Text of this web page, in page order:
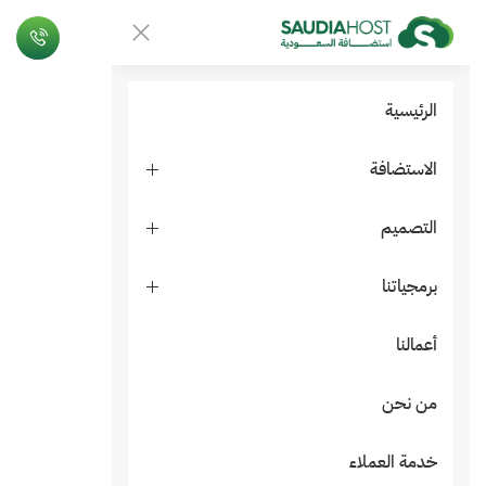
الرئيسية
الاستضافة
التصميم
برمجياتنا
أعمالنا
من نحن
خدمة العملاء